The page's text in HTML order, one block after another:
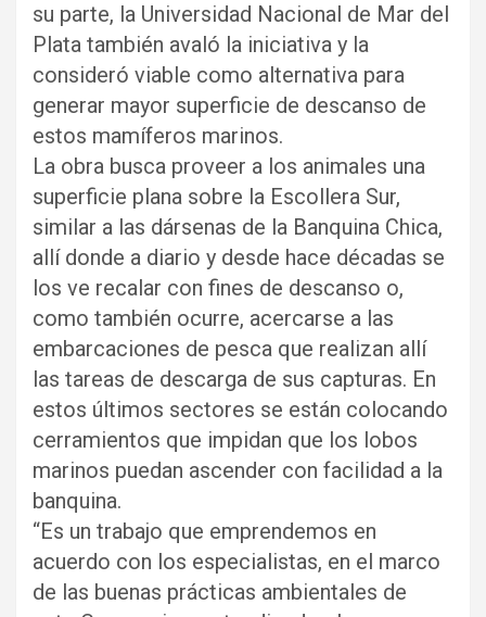
su parte, la Universidad Nacional de Mar del
Plata también avaló la iniciativa y la
consideró viable como alternativa para
generar mayor superficie de descanso de
estos mamíferos marinos.
La obra busca proveer a los animales una
superficie plana sobre la Escollera Sur,
similar a las dársenas de la Banquina Chica,
allí donde a diario y desde hace décadas se
los ve recalar con fines de descanso o,
como también ocurre, acercarse a las
embarcaciones de pesca que realizan allí
las tareas de descarga de sus capturas. En
estos últimos sectores se están colocando
cerramientos que impidan que los lobos
marinos puedan ascender con facilidad a la
banquina.
“Es un trabajo que emprendemos en
acuerdo con los especialistas, en el marco
de las buenas prácticas ambientales de